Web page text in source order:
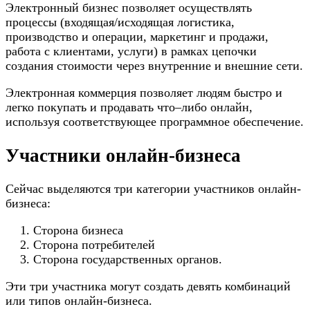
Электронный бизнес позволяет осуществлять
процессы (входящая/исходящая логистика,
производство и операции, маркетинг и продажи,
работа с клиентами, услуги) в рамках цепочки
создания стоимости через внутренние и внешние сети.
Электронная коммерция позволяет людям быстро и
легко покупать и продавать что–либо онлайн,
используя соответствующее программное обеспечение.
Участники онлайн-бизнеса
Сейчас выделяются три категории участников онлайн-
бизнеса:
Сторона бизнеса
Сторона потребителей
Сторона государственных органов.
Эти три участника могут создать девять комбинаций
или типов онлайн-бизнеса.